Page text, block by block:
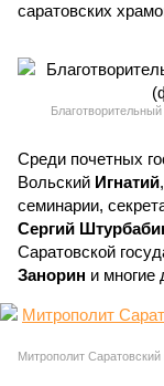
саратовских
Среди почетных
Вольский Игнатий
семинарии,
Сергий
Саратовской
Занорин и многие
Митрополит